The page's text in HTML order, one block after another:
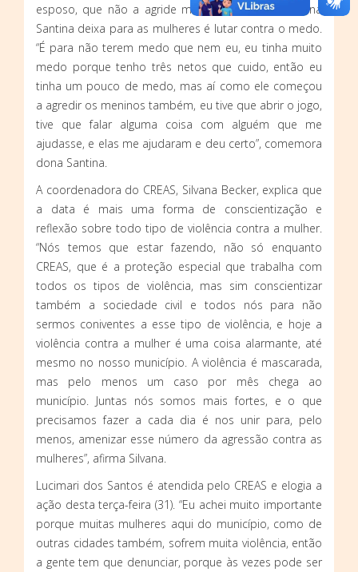
esposo, que não a agride mais. O recado que dona
Santina deixa para as mulheres é lutar contra o medo.
“É para não terem medo que nem eu, eu tinha muito
medo porque tenho três netos que cuido, então eu
tinha um pouco de medo, mas aí como ele começou
a agredir os meninos também, eu tive que abrir o jogo,
tive que falar alguma coisa com alguém que me
ajudasse, e elas me ajudaram e deu certo”, comemora
dona Santina.
A coordenadora do CREAS, Silvana Becker, explica que
a data é mais uma forma de conscientização e
reflexão sobre todo tipo de violência contra a mulher.
“Nós temos que estar fazendo, não só enquanto
CREAS, que é a proteção especial que trabalha com
todos os tipos de violência, mas sim conscientizar
também a sociedade civil e todos nós para não
sermos coniventes a esse tipo de violência, e hoje a
violência contra a mulher é uma coisa alarmante, até
mesmo no nosso município. A violência é mascarada,
mas pelo menos um caso por mês chega ao
município. Juntas nós somos mais fortes, e o que
precisamos fazer a cada dia é nos unir para, pelo
menos, amenizar esse número da agressão contra as
mulheres”, afirma Silvana.
Lucimari dos Santos é atendida pelo CREAS e elogia a
ação desta terça-feira (31). “Eu achei muito importante
porque muitas mulheres aqui do município, como de
outras cidades também, sofrem muita violência, então
a gente tem que denunciar, porque às vezes pode ser